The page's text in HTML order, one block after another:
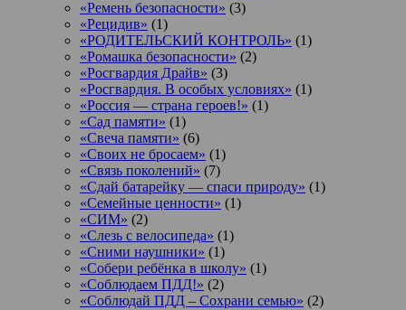
«Ремень безопасности» (3)
«Рецидив» (1)
«РОДИТЕЛЬСКИЙ КОНТРОЛЬ» (1)
«Ромашка безопасности» (2)
«Росгвардия Драйв» (3)
«Росгвардия. В особых условиях» (1)
«Россия — страна героев!» (1)
«Сад памяти» (1)
«Свеча памяти» (6)
«Своих не бросаем» (1)
«Связь поколений» (7)
«Сдай батарейку — спаси природу» (1)
«Семейные ценности» (1)
«СИМ» (2)
«Слезь с велосипеда» (1)
«Сними наушники» (1)
«Собери ребёнка в школу» (1)
«Соблюдаем ПДД!» (2)
«Соблюдай ПДД – Сохрани семью» (2)